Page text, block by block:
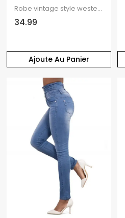
Ajoute Au Panier
Robe vintage style western cottagecore à volants, robe midi asymétrique à volants
34.99